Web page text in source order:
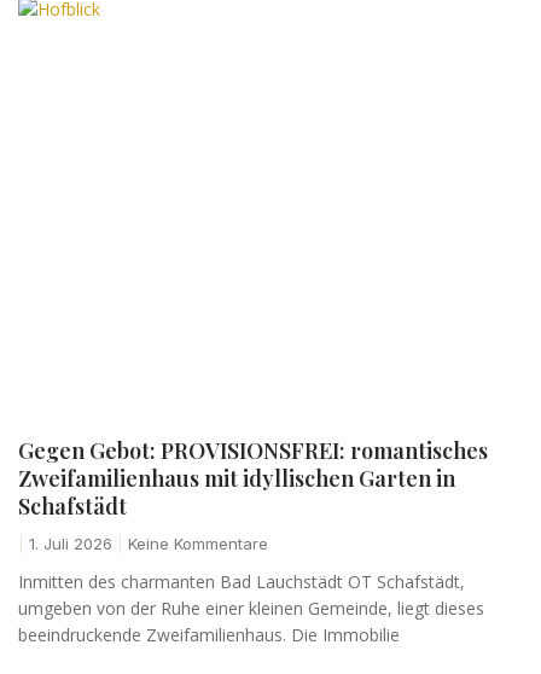
Gegen Gebot: PROVISIONSFREI: romantisches
Zweifamilienhaus mit idyllischen Garten in
Schafstädt
1. Juli 2026 Keine Kommentare
Inmitten des charmanten Bad Lauchstädt OT Schafstädt,
umgeben von der Ruhe einer kleinen Gemeinde, liegt dieses
beeindruckende Zweifamilienhaus. Die Immobilie